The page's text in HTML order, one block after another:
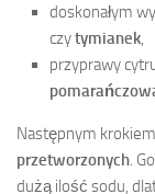
doskonałym
czytymianek,
przyprawy
Następnym
przetworzonych.
dużą ilość sodu,